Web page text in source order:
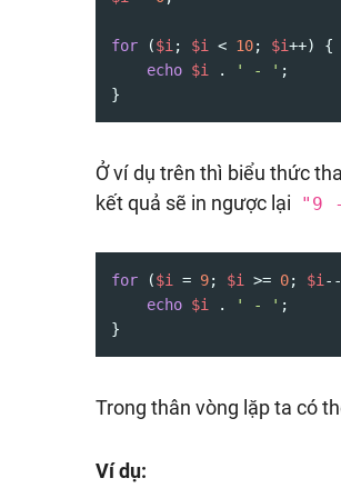
for ($i ; $i < 10; $i++) {
echo $i . ' - ' ;
}
Ở ví dụ trên thì biểu thức
kết quả sẽ in ngược lại
"9
for ($i = 9; $i >= 0; $i
echo $i . ' - ' ;
}
Trong thân vòng lặp ta có
Ví dụ: